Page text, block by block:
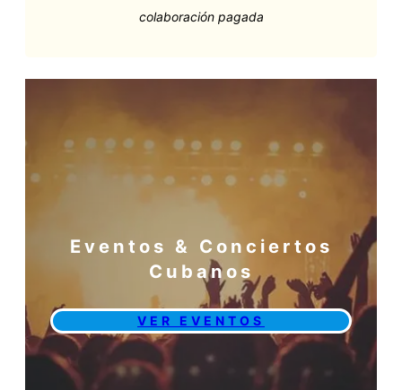
colaboración pagada
Eventos & Conciertos
Cubanos
VER EVENTOS